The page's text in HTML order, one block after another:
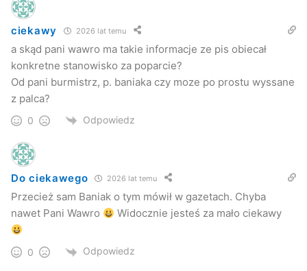
ciekawy 2026 lat temu
a skąd pani wawro ma takie informacje ze pis obiecał
konkretne stanowisko za poparcie?
Od pani burmistrz, p. baniaka czy moze po prostu wyssane
z palca?
0 Odpowiedz
Do ciekawego 2026 lat temu
Przecież sam Baniak o tym mówił w gazetach. Chyba
nawet Pani Wawro
Widocznie jesteś za mało ciekawy
0 Odpowiedz